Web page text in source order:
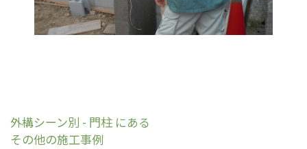
外構シーン別 - 門柱 にある
その他の施工事例